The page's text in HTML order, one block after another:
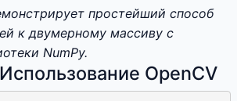
простейший способ
к двумерному массиву с
NumPy.
OpenCV